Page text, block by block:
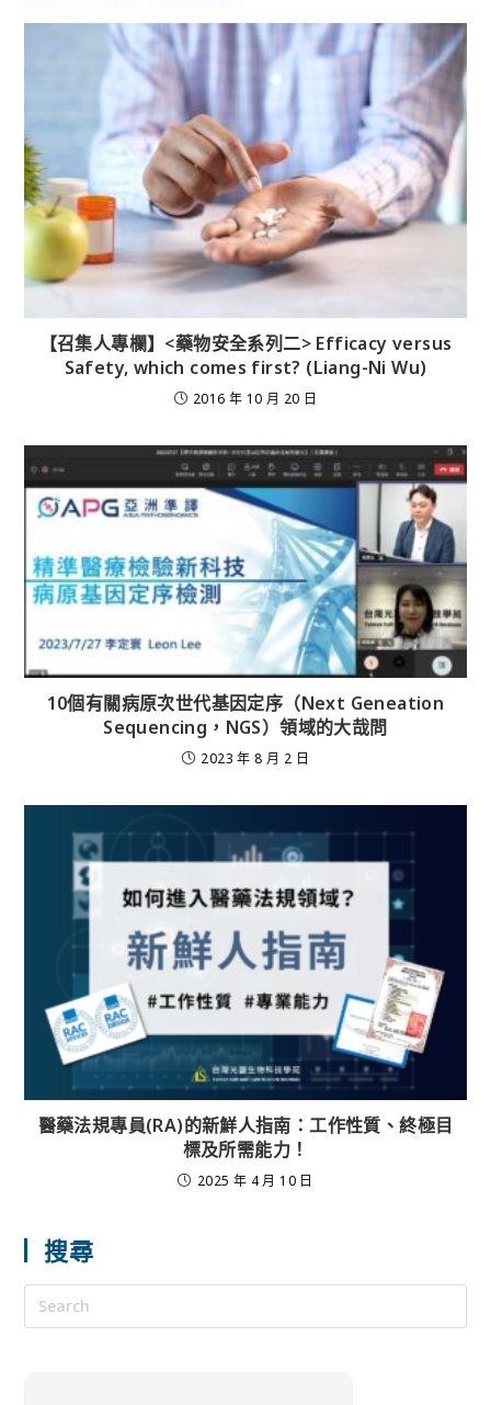
【召集人專欄】<藥物安全系列二> Efficacy versus
Safety, which comes first? (Liang-Ni Wu)
2016 年 10 月 20 日
10個有關病原次世代基因定序（Next Geneation
Sequencing，NGS）領域的大哉問
2023 年 8 月 2 日
醫藥法規專員(RA)的新鮮人指南：工作性質、終極目
標及所需能力！
2025 年 4 月 10 日
搜尋